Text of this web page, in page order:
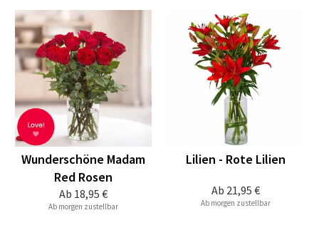
Ab 18,95 €
Wunderschöne Madam
Red Rosen
Ab morgen zustellbar
Ab 21,95 €
Lilien - Rote Lilien
Ab morgen zustellbar